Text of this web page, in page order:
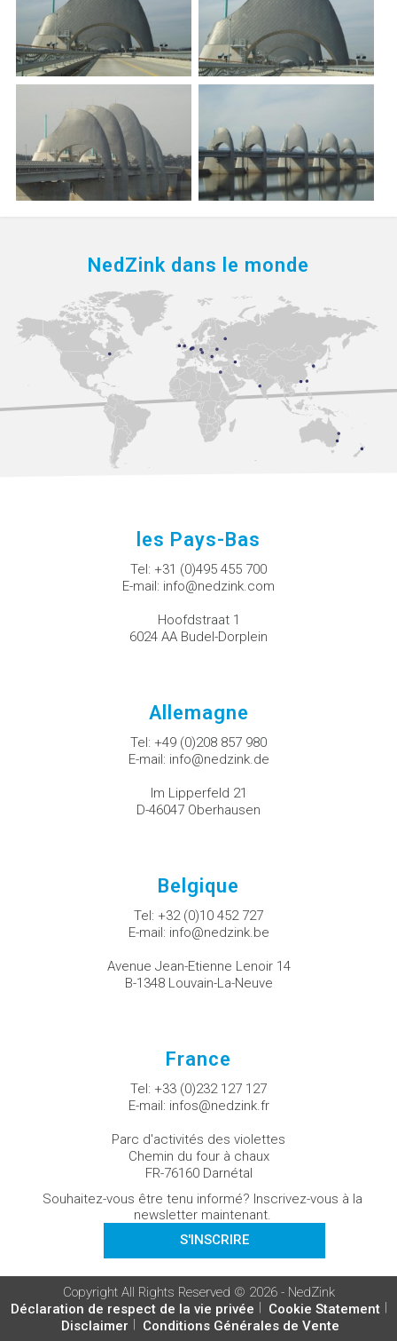
NedZink dans le monde
les Pays-Bas
Tel: +31 (0)495 455 700
E-mail: info@nedzink.com
Hoofdstraat 1
6024 AA Budel-Dorplein
Allemagne
Tel: +49 (0)208 857 980
E-mail: info@nedzink.de
Im Lipperfeld 21
D-46047 Oberhausen
Belgique
Tel: +32 (0)10 452 727
E-mail: info@nedzink.be
Avenue Jean-Etienne Lenoir 14
B-1348 Louvain-La-Neuve
France
Tel: +33 (0)232 127 127
E-mail: infos@nedzink.fr
Parc d'activités des violettes
Chemin du four à chaux
FR-76160 Darnétal
Souhaitez-vous être tenu informé? Inscrivez-vous à la
newsletter maintenant.
S'INSCRIRE
Copyright All Rights Reserved © 2026 - NedZink
Déclaration de respect de la vie privée
Cookie Statement
Disclaimer
Conditions Générales de Vente